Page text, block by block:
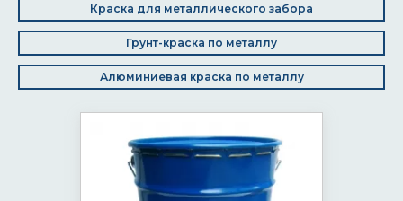
Краска для металлического забора
Грунт-краска по металлу
Алюминиевая краска по металлу